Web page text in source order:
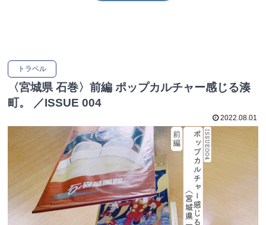
トラベル
〈宮城県 石巻〉前編 ポップカルチャー感じる湊
町。 ／ISSUE 004
2022.08.01